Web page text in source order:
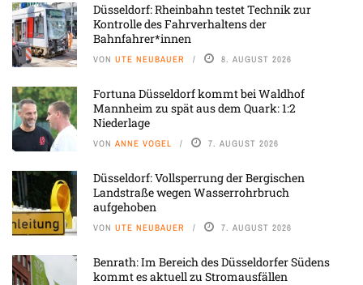
Düsseldorf: Rheinbahn testet Technik zur
Kontrolle des Fahrverhaltens der
Bahnfahrer*innen
VON UTE NEUBAUER 8. AUGUST 2026
Fortuna Düsseldorf kommt bei Waldhof
Mannheim zu spät aus dem Quark: 1:2
Niederlage
VON ANNE VOGEL 7. AUGUST 2026
Düsseldorf: Vollsperrung der Bergischen
Landstraße wegen Wasserrohrbruch
aufgehoben
VON UTE NEUBAUER 7. AUGUST 2026
Benrath: Im Bereich des Düsseldorfer Südens
kommt es aktuell zu Stromausfällen